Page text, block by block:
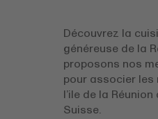
Découvrez la
généreuse de la
proposons nos
pour associer
l’ile de la
Suisse.